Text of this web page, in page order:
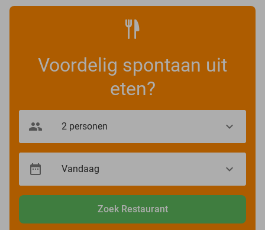
Voordelig spontaan uit
eten?
Zoek Restaurant